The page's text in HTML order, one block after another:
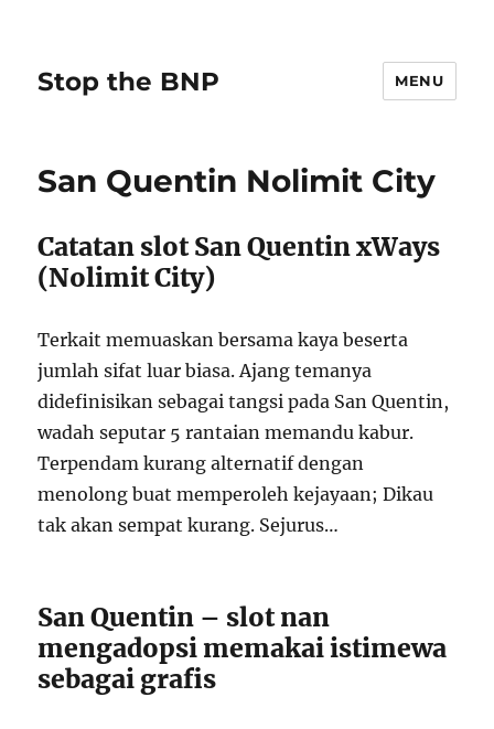
Stop the BNP MENU
San Quentin Nolimit City
Catatan slot San Quentin xWays
(Nolimit City)
Terkait memuaskan bersama kaya beserta
jumlah sifat luar biasa. Ajang temanya
didefinisikan sebagai tangsi pada San Quentin,
wadah seputar 5 rantaian memandu kabur.
Terpendam kurang alternatif dengan
menolong buat memperoleh kejayaan; Dikau
tak akan sempat kurang. Sejurus…
San Quentin – slot nan
mengadopsi memakai istimewa
sebagai grafis